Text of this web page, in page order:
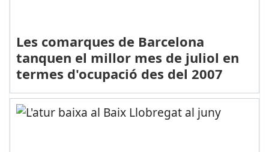
Les comarques de Barcelona
tanquen el millor mes de juliol en
termes d'ocupació des del 2007